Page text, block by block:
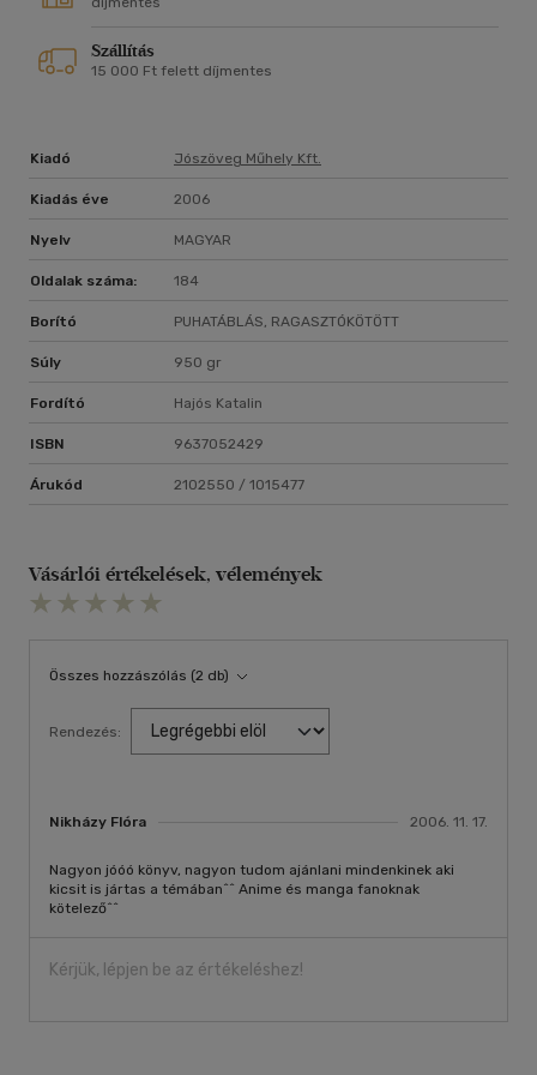
Szállítás
15 000 Ft felett díjmentes
Kiadó Jószöveg Műhely Kft.
Kiadás éve 2006
Nyelv MAGYAR
Oldalak száma: 184
Borító PUHATÁBLÁS, RAGASZTÓKÖTÖTT
Súly 950 gr
Fordító Hajós Katalin
ISBN 9637052429
Árukód 2102550 / 1015477
Vásárlói értékelések, vélemények
Összes hozzászólás (2 db)
Rendezés:
Nikházy Flóra 2006. 11. 17.
Nagyon jóóó könyv, nagyon tudom ajánlani mindenkinek aki
kicsit is jártas a témában^^ Anime és manga fanoknak
kötelező^^
Kérjük, lépjen be az értékeléshez!